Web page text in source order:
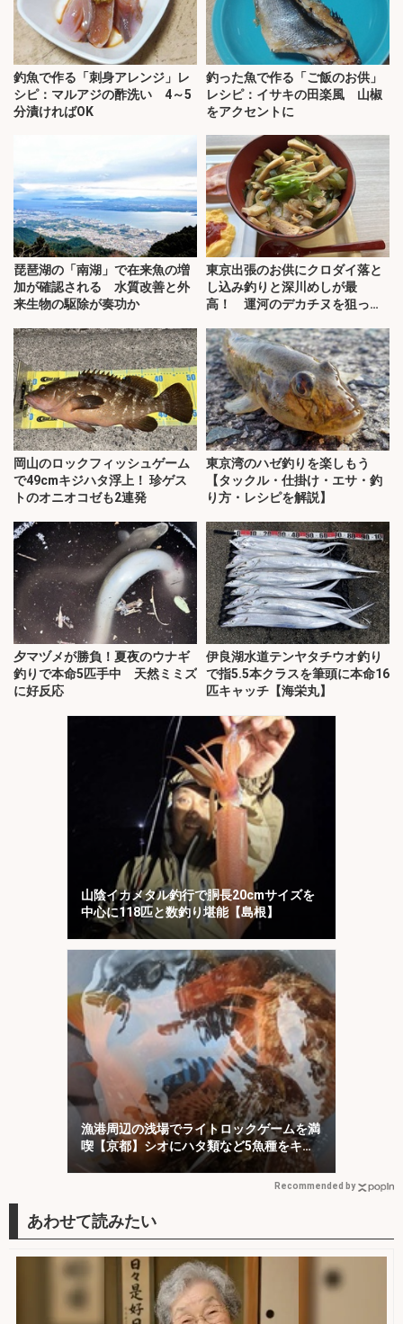
釣魚で作る「刺身アレンジ」レ
シピ：マルアジの酢洗い 4～5
分漬ければOK
釣った魚で作る「ご飯のお供」
レシピ：イサキの田楽風 山椒
をアクセントに
琵琶湖の「南湖」で在来魚の増
加が確認される 水質改善と外
来生物の駆除が奏功か
東京出張のお供にクロダイ落と
し込み釣りと深川めしが最
高！ 運河のデカチヌを狙って
岡山のロックフィッシュゲーム
で49cmキジハタ浮上！ 珍ゲス
トのオニオコゼも2連発
東京湾のハゼ釣りを楽しもう
【タックル・仕掛け・エサ・釣
り方・レシピを解説】
夕マヅメが勝負！夏夜のウナギ
釣りで本命5匹手中 天然ミミズ
に好反応
伊良湖水道テンヤタチウオ釣り
で指5.5本クラスを筆頭に本命16
匹キャッチ【海栄丸】
山陰イカメタル釣行で胴長20cmサイズを
中心に118匹と数釣り堪能【島根】
漁港周辺の浅場でライトロックゲームを満
喫【京都】シオにハタ類など5魚種をキャ
ッチ！
Recommended by